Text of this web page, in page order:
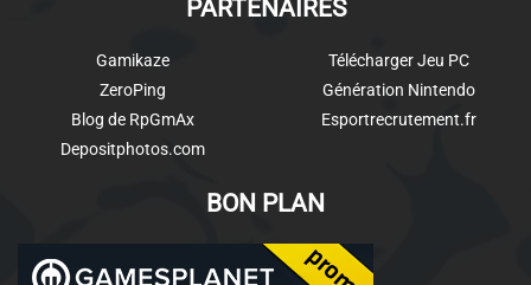
PARTENAIRES
Gamikaze
ZeroPing
Blog de RpGmAx
Depositphotos.com
Télécharger Jeu PC
Génération Nintendo
Esportrecrutement.fr
BON PLAN